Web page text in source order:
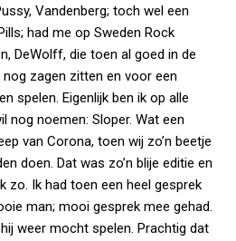
Vandenberg; toch wel een
had me op Sweden Rock
DeWolff, die toen al goed in de
zagen zitten en voor een
spelen. Eigenlijk ben ik op alle
nog noemen: Sloper. Wat een
van Corona, toen wij zo’n beetje
doen. Dat was zo’n blije editie en
zo. Ik had toen een heel gesprek
man; mooi gesprek mee gehad.
weer mocht spelen. Prachtig dat